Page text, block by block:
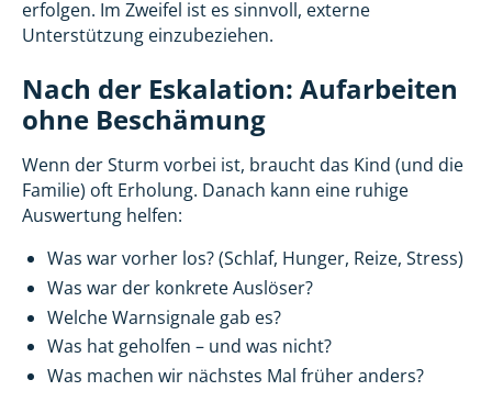
erfolgen. Im Zweifel ist es sinnvoll, externe
Unterstützung einzubeziehen.
Nach der Eskalation: Aufarbeiten
ohne Beschämung
Wenn der Sturm vorbei ist, braucht das Kind (und die
Familie) oft Erholung. Danach kann eine ruhige
Auswertung helfen:
Was war vorher los? (Schlaf, Hunger, Reize, Stress)
Was war der konkrete Auslöser?
Welche Warnsignale gab es?
Was hat geholfen – und was nicht?
Was machen wir nächstes Mal früher anders?